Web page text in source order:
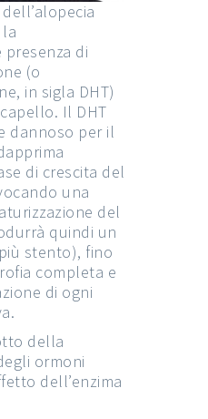
di
(o
in sigla DHT)
Il DHT
dannoso per il
di crescita del
una
del
quindi un
stento), fino
completa e
di ogni
della
ormoni
dell’enzima